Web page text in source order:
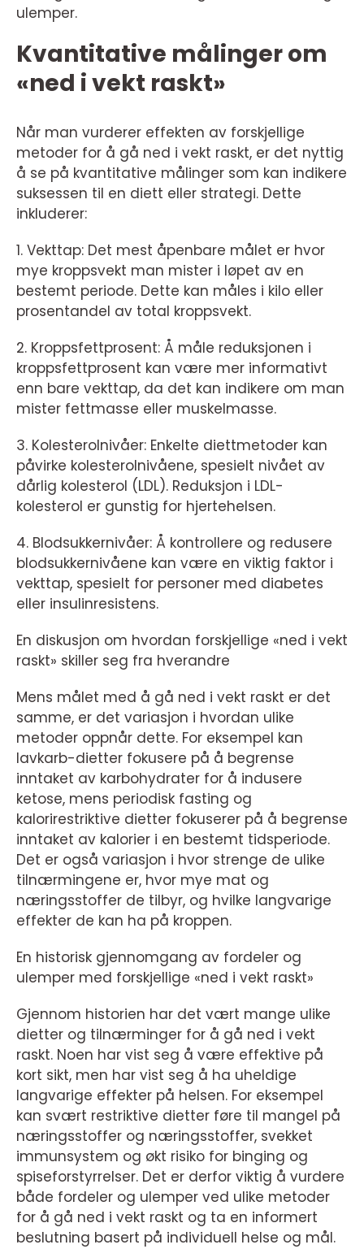
ulemper.
Kvantitative målinger om
«ned i vekt raskt»
Når man vurderer effekten av forskjellige
metoder for å gå ned i vekt raskt, er det nyttig
å se på kvantitative målinger som kan indikere
suksessen til en diett eller strategi. Dette
inkluderer:
1. Vekttap: Det mest åpenbare målet er hvor
mye kroppsvekt man mister i løpet av en
bestemt periode. Dette kan måles i kilo eller
prosentandel av total kroppsvekt.
2. Kroppsfettprosent: Å måle reduksjonen i
kroppsfettprosent kan være mer informativt
enn bare vekttap, da det kan indikere om man
mister fettmasse eller muskelmasse.
3. Kolesterolnivåer: Enkelte diettmetoder kan
påvirke kolesterolnivåene, spesielt nivået av
dårlig kolesterol (LDL). Reduksjon i LDL-
kolesterol er gunstig for hjertehelsen.
4. Blodsukkernivåer: Å kontrollere og redusere
blodsukkernivåene kan være en viktig faktor i
vekttap, spesielt for personer med diabetes
eller insulinresistens.
En diskusjon om hvordan forskjellige «ned i vekt
raskt» skiller seg fra hverandre
Mens målet med å gå ned i vekt raskt er det
samme, er det variasjon i hvordan ulike
metoder oppnår dette. For eksempel kan
lavkarb-dietter fokusere på å begrense
inntaket av karbohydrater for å indusere
ketose, mens periodisk fasting og
kalorirestriktive dietter fokuserer på å begrense
inntaket av kalorier i en bestemt tidsperiode.
Det er også variasjon i hvor strenge de ulike
tilnærmingene er, hvor mye mat og
næringsstoffer de tilbyr, og hvilke langvarige
effekter de kan ha på kroppen.
En historisk gjennomgang av fordeler og
ulemper med forskjellige «ned i vekt raskt»
Gjennom historien har det vært mange ulike
dietter og tilnærminger for å gå ned i vekt
raskt. Noen har vist seg å være effektive på
kort sikt, men har vist seg å ha uheldige
langvarige effekter på helsen. For eksempel
kan svært restriktive dietter føre til mangel på
næringsstoffer og næringsstoffer, svekket
immunsystem og økt risiko for binging og
spiseforstyrrelser. Det er derfor viktig å vurdere
både fordeler og ulemper ved ulike metoder
for å gå ned i vekt raskt og ta en informert
beslutning basert på individuell helse og mål.